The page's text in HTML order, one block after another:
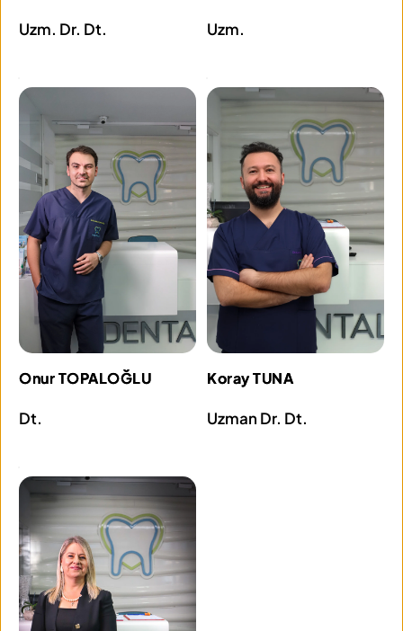
Uzm. Dr. Dt. Uzm.
Onur TOPALOĞLU
Dt.
Koray TUNA
Uzman Dr. Dt.